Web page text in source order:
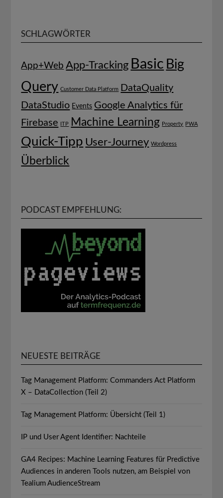
SCHLAGWÖRTER
App+Web App-Tracking Basic Big
Query Customer Data Platform
DataQuality
DataStudio Events Google Analytics für
Firebase
ITP Machine Learning Property PWA
Quick-Tipp User-Journey Wordpress
Überblick
PODCAST EMPFEHLUNG:
NEUESTE BEITRÄGE
Tag Management Platform: Commanders Act Platform
X – DataCollection (Teil 2)
Tag Management Platform: Übersicht (Teil 1)
IP und User Agent Identifier: Nachteile
GA4 Recipes: Machine Learning Features für Predictive
Audiences in anderen Tools nutzen, am Beispiel von
Tealium AudienceStream